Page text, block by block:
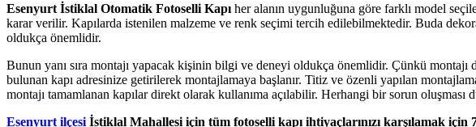
Esenyurt İstiklal Otomatik Fotoselli Kapı her alanın uygunluğuna göre farklı model
karar verilir. Kapılarda istenilen malzeme ve renk seçimi tercih edilebilmektedir. Buda
oldukça önemlidir.
Bunun yanı sıra montajı yapacak kişinin bilgi ve deneyi oldukça önemlidir. Çünkü
bulunan kapı adresinize getirilerek montajlamaya başlanır. Titiz ve özenli yapılan
montajı tamamlanan kapılar direkt olarak kullanıma açılabilir. Herhangi bir sorun
Esenyurt ilçesi İstiklal Mahallesi için tüm fotoselli kapı ihtiyaçlarınızı karşılamak için